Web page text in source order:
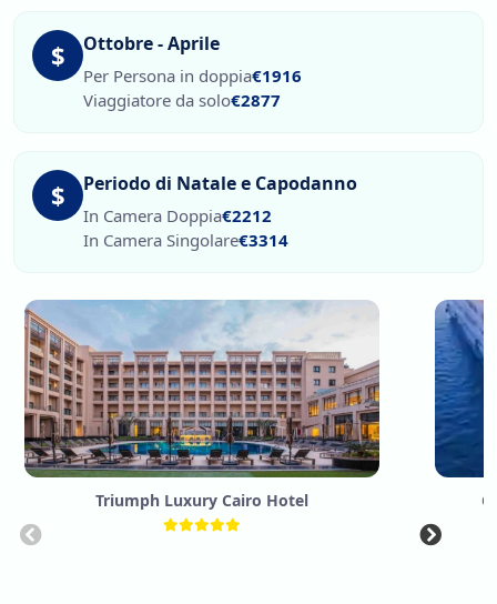
$ Ottobre - Aprile
Per Persona in doppia€1916
Viaggiatore da solo€2877
$ Periodo di Natale e Capodanno
In Camera Doppia€2212
In Camera Singolare€3314
Triumph Luxury Cairo Hotel